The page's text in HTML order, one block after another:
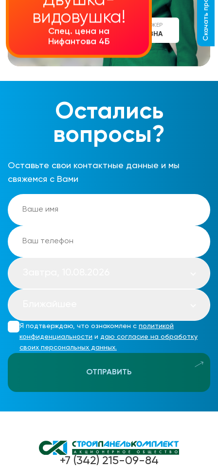
СТАРШИЙ МЕНЕДЖЕР
АЛИНА СЕРГЕЕВНА
Остались
вопросы?
Оставьте свои контактные данные и мы
свяжемся с Вами
Я подтверждаю, что ознакомлен с политикой
конфиденциальности и даю согласие на обработку
своих персональных данных.
ОТПРАВИТЬ
+7 (342) 215-09-84
видовушка!
Спец. цена на
Нифантова 4Б